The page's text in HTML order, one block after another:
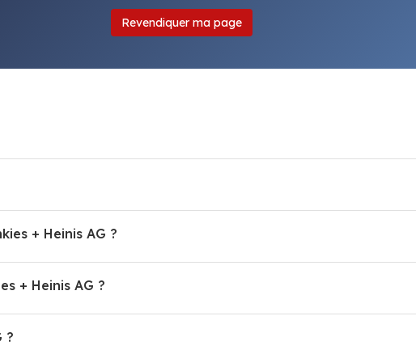
Revendiquer ma page
+ Heinis AG ?
+ Heinis AG ?
?